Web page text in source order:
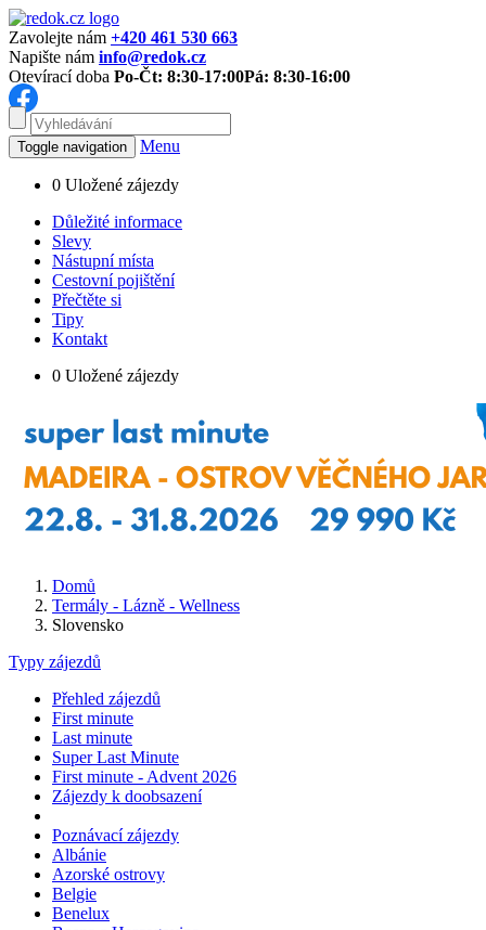
Zavolejte nám +420 461 530 663
Napište nám info@redok.cz
Otevírací doba Po-Čt: 8:30-17:00Pá: 8:30-16:00
Toggle navigation Menu
0 Uložené zájezdy
Důležité informace
Slevy
Nástupní místa
Cestovní pojištění
Přečtěte si
Tipy
Kontakt
0 Uložené zájezdy
Domů
Termály - Lázně - Wellness
Slovensko
Typy zájezdů
Přehled zájezdů
First minute
Last minute
Super Last Minute
First minute - Advent 2026
Zájezdy k doobsazení
Poznávací zájezdy
Albánie
Azorské ostrovy
Belgie
Benelux